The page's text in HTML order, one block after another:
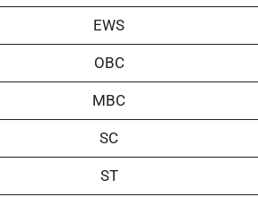
EWS
OBC
MBC
SC
ST